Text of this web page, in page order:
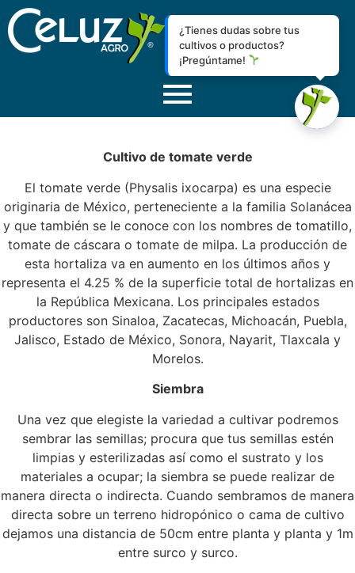
¿Tienes dudas sobre tus
cultivos o productos?
¡Pregúntame!
Cultivo de tomate verde
El tomate verde (Physalis ixocarpa) es una especie
originaria de México, perteneciente a la familia Solanácea
y que también se le conoce con los nombres de tomatillo,
tomate de cáscara o tomate de milpa. La producción de
esta hortaliza va en aumento en los últimos años y
representa el 4.25 % de la superficie total de hortalizas en
la República Mexicana. Los principales estados
productores son Sinaloa, Zacatecas, Michoacán, Puebla,
Jalisco, Estado de México, Sonora, Nayarit, Tlaxcala y
Morelos.
Siembra
Una vez que elegiste la variedad a cultivar podremos
sembrar las semillas; procura que tus semillas estén
limpias y esterilizadas así como el sustrato y los
materiales a ocupar; la siembra se puede realizar de
manera directa o indirecta. Cuando sembramos de manera
directa sobre un terreno hidropónico o cama de cultivo
dejamos una distancia de 50cm entre planta y planta y 1m
entre surco y surco.